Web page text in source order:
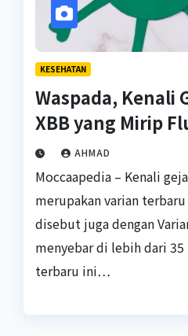
KESEHATAN
Waspada, Kenali
XBB yang Mirip
AHMAD
Moccaapedia – Kenali
merupakan varian
disebut juga dengan
menyebar di lebih dari 35
terbaru ini…